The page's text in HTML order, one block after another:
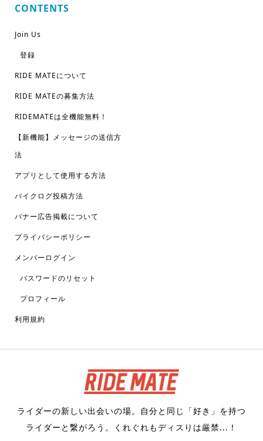
CONTENTS
Join Us
登録
RIDE MATEについて
RIDE MATEの募集方法
RIDEMATEは全機能無料！
【新機能】メッセージの送信方
法
アプリとして使用する方法
バイクログ投稿方法
バナー広告掲載について
プライバシーポリシー
メンバーログイン
パスワードのリセット
プロフィール
利用規約
ライダーの新しい出会いの場。自分と同じ「好き」を持つ
ライダーと繋がろう。くれぐれもディスりは厳禁...！